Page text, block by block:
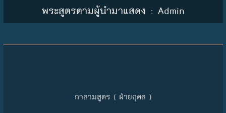
Skip to content
พระสูตรตามผู้นำมาแสดง : Admin
กาลามสูตร ( ฝ่ายกุศล )